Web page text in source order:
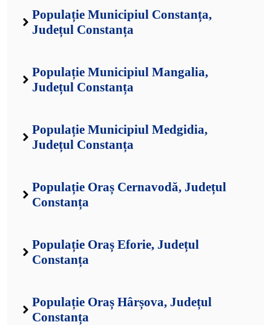
Populație Municipiul Constanța,
Județul Constanța
Populație Municipiul Mangalia,
Județul Constanța
Populație Municipiul Medgidia,
Județul Constanța
Populație Oraș Cernavodă, Județul
Constanța
Populație Oraș Eforie, Județul
Constanța
Populație Oraș Hârșova, Județul
Constanța